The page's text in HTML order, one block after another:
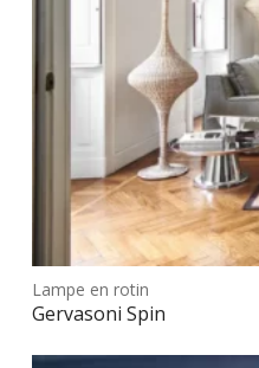
Lampe en rotin
Gervasoni Spin